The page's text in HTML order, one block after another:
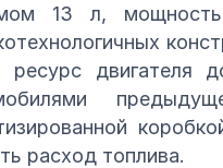
13 л,
ресурс двигателя
расход топлива.